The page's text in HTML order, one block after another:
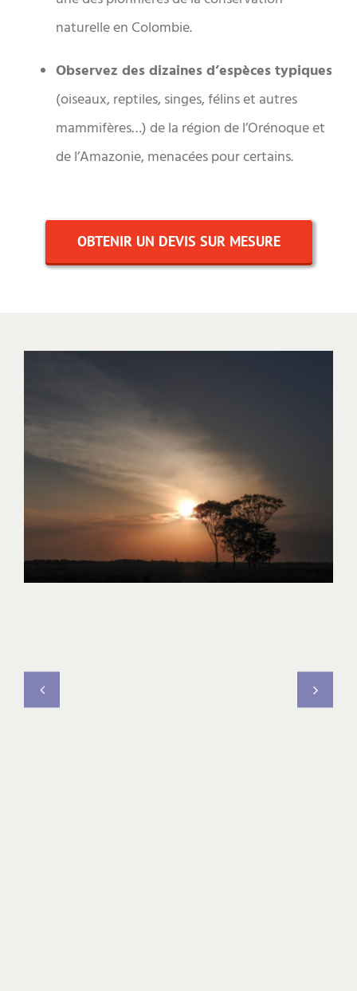
naturelle en Colombie.
Observez des dizaines d’espèces typiques
(oiseaux, reptiles, singes, félins et autres
mammifères…) de la région de l’Orénoque et
de l’Amazonie, menacées pour certains.
OBTENIR UN DEVIS SUR MESURE